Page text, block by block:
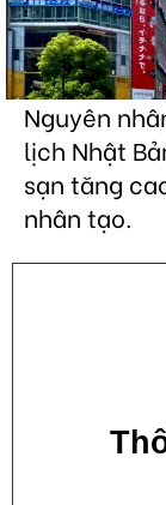
Nguyên
lịch Nhật
sạn tăng
nhân tạo.